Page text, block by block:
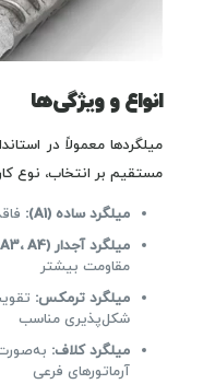
انواع و ویژگی‌ها
میلگردها معمولاً در
مستقیم بر انتخاب، نوع
میلگرد ساده (A1):
میلگرد آجدار (A2، A3، A4):
مقاومت بیشتر
میلگرد ترمکس:
شکل‌پذیری مناسب
میلگرد کلاف:
آرماتورهای فرعی